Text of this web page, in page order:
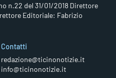
n.22 del 31/01/2018 Direttore
Editoriale: Fabrizio
Contatti
redazione@ticinonotizie.it
info@ticinonotizie.it